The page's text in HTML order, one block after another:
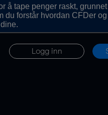
å tape penger raskt,
du forstår hvordan CFDer
Logg inn